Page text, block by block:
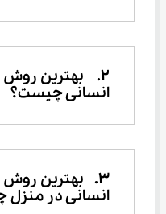
2.	بهترین
انسانی چیست؟
3.	بهترین
انسانی در